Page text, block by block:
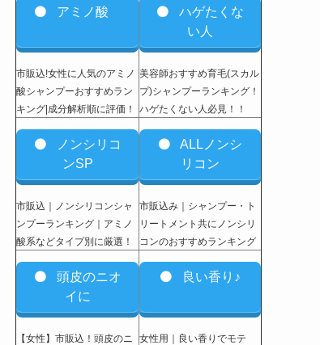
アミノ酸
市販込!女性に人気のアミノ
酸シャンプーおすすめラン
キング|成分解析順に評価！
ハゲたくな
い人
美容師おすすめ育毛(スカル
プ)シャンプーランキング！
ハゲたくない人必見！！
ノンシリコ
ンSP
市販込｜ノンシリコンシャ
ンプーランキング｜アミノ
酸系などタイプ別に厳選！
ALLノンシ
リコン
市販込み｜シャンプー・ト
リートメント共にノンシリ
コンのおすすめランキング
頭皮のニオ
イに
【女性】市販込 ！頭皮のニ
良い香り♪
女性用｜良い香りでモテ